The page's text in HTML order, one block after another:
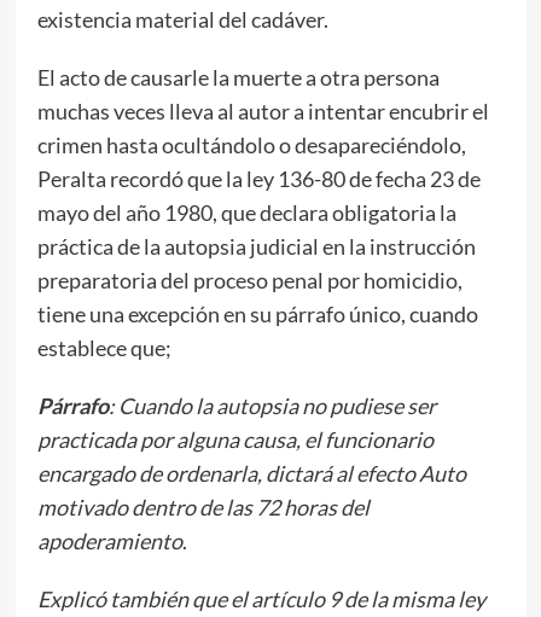
existencia material del cadáver.
El acto de causarle la muerte a otra persona
muchas veces lleva al autor a intentar encubrir el
crimen hasta ocultándolo o desapareciéndolo,
Peralta recordó que la ley 136-80 de fecha 23 de
mayo del año 1980, que declara obligatoria la
práctica de la autopsia judicial en la instrucción
preparatoria del proceso penal por homicidio,
tiene una excepción en su párrafo único, cuando
establece que;
Párrafo: Cuando la autopsia no pudiese ser
practicada por alguna causa, el funcionario
encargado de ordenarla, dictará al efecto Auto
motivado dentro de las 72 horas del
apoderamiento.
Explicó también que el artículo 9 de la misma ley